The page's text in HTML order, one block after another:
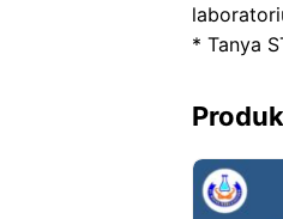
* Tanya